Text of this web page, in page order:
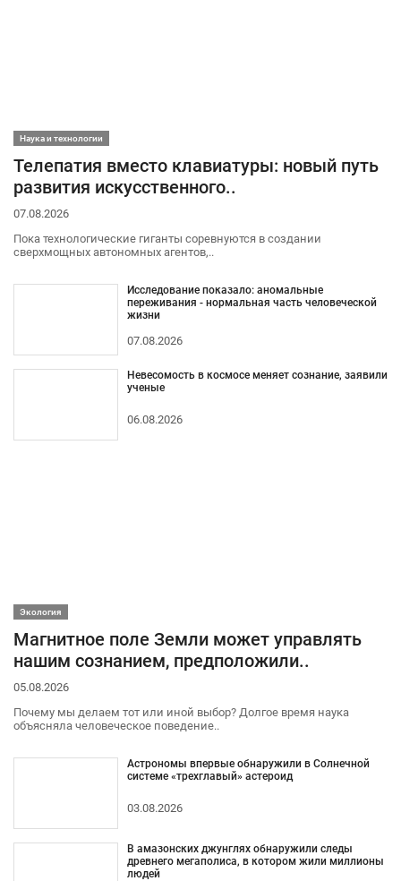
Наука и технологии
Телепатия вместо клавиатуры: новый путь
развития искусственного..
07.08.2026
Пока технологические гиганты соревнуются в создании
сверхмощных автономных агентов,..
Исследование показало: аномальные
переживания - нормальная часть человеческой
жизни
07.08.2026
Невесомость в космосе меняет сознание, заявили
ученые
06.08.2026
Экология
Магнитное поле Земли может управлять
нашим сознанием, предположили..
05.08.2026
Почему мы делаем тот или иной выбор? Долгое время наука
объясняла человеческое поведение..
Астрономы впервые обнаружили в Солнечной
системе «трехглавый» астероид
03.08.2026
В амазонских джунглях обнаружили следы
древнего мегаполиса, в котором жили миллионы
людей